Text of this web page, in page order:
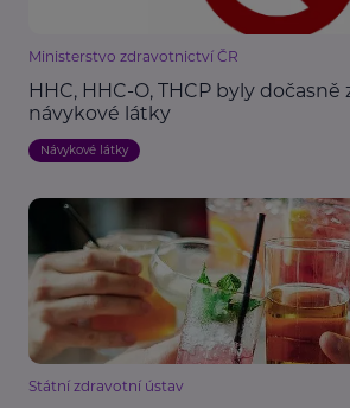
Ministerstvo zdravotnictví ČR
HHC, HHC-O, THCP byly dočasně
návykové látky
Návykové látky
Státní zdravotní ústav